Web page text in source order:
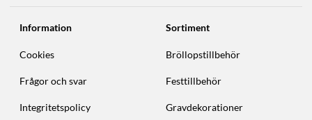
Information
Cookies
Frågor och svar
Integritetspolicy
Sortiment
Bröllopstillbehör
Festtillbehör
Gravdekorationer